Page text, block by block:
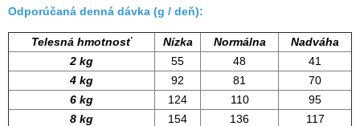
Odporúčaná denná dávka (g / deň):
Telesná hmotnosť Nízka Normálna
Nadváha
2 kg
55 48
41
4 kg
92 81
70
6 kg
124 110
95
8 kg
154 136
117